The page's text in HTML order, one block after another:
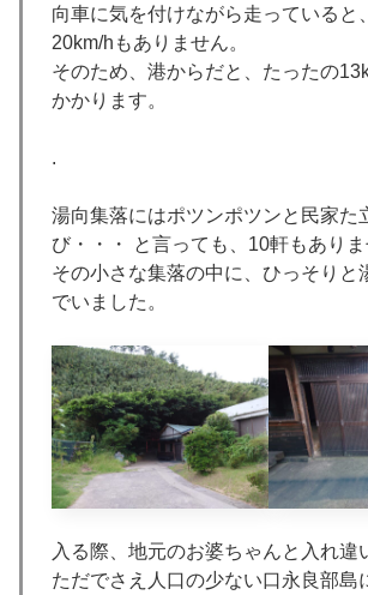
向車に気を付けながら走っていると
20km/hもありません。
そのため、港からだと、たったの
かかります。
.
湯向集落にはポツンポツンと民家た
び・・・ と言っても、10軒もありま
その小さな集落の中に、ひっそりと
でいました。
入る際、地元のお婆ちゃんと入れ違
ただでさえ人口の少ない口永良部島